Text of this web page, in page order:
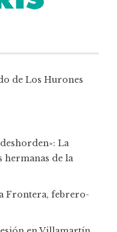
de Los Hurones
La
hermanas de la
Frontera, febrero-